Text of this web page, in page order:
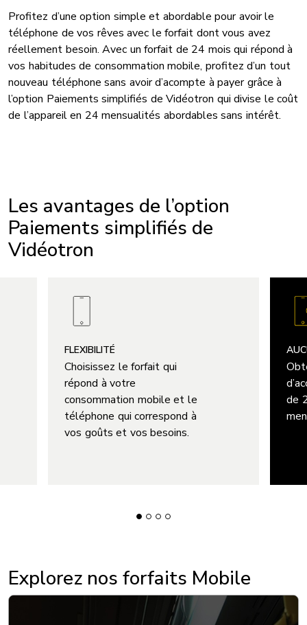
Profitez d’une option simple et abordable pour avoir le
téléphone de vos rêves avec le forfait dont vous avez
réellement besoin. Avec un forfait de 24 mois qui répond à
vos habitudes de consommation mobile, profitez d’un tout
nouveau téléphone sans avoir d’acompte à payer grâce à
l’option Paiements simplifiés de Vidéotron qui divise le coût
de l’appareil en 24 mensualités abordables sans intérêt.
Les avantages de l’option
Paiements simplifiés de
Vidéotron
FLEXIBILITÉ
Choisissez le forfait qui
répond à votre
consommation mobile et le
téléphone qui correspond à
vos goûts et vos besoins.
de
Explorez nos forfaits Mobile